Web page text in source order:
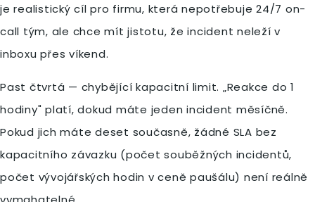
je realistický cíl pro firmu, která nepotřebuje 24/7 on-
call tým, ale chce mít jistotu, že incident neleží v
inboxu přes víkend.
Past čtvrtá — chybějící kapacitní limit. „Reakce do 1
hodiny" platí, dokud máte jeden incident měsíčně.
Pokud jich máte deset současně, žádné SLA bez
kapacitního závazku (počet souběžných incidentů,
počet vývojářských hodin v ceně paušálu) není reálně